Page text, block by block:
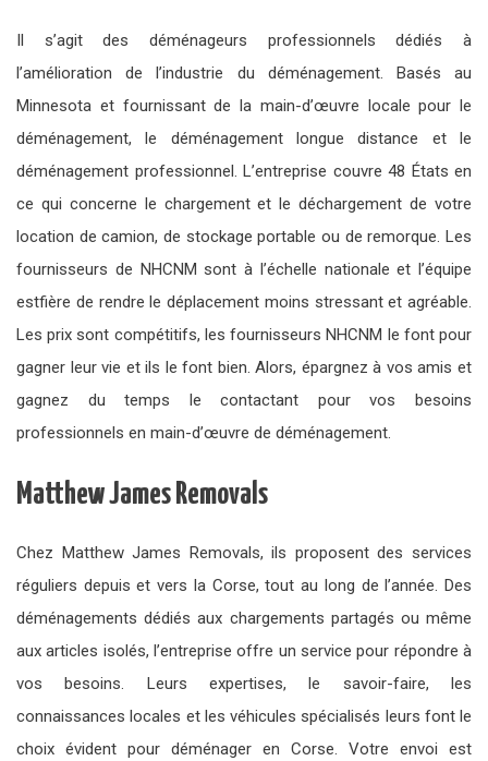
Il s’agit des déménageurs professionnels dédiés à
l’amélioration de l’industrie du déménagement. Basés au
Minnesota et fournissant de la main-d’œuvre locale pour le
déménagement, le déménagement longue distance et le
déménagement professionnel. L’entreprise couvre 48 États en
ce qui concerne le chargement et le déchargement de votre
location de camion, de stockage portable ou de remorque. Les
fournisseurs de NHCNM sont à l’échelle nationale et l’équipe
estfière de rendre le déplacement moins stressant et agréable.
Les prix sont compétitifs, les fournisseurs NHCNM le font pour
gagner leur vie et ils le font bien. Alors, épargnez à vos amis et
gagnez du temps le contactant pour vos besoins
professionnels en main-d’œuvre de déménagement.
Matthew James Removals
Chez Matthew James Removals, ils proposent des services
réguliers depuis et vers la Corse, tout au long de l’année. Des
déménagements dédiés aux chargements partagés ou même
aux articles isolés, l’entreprise offre un service pour répondre à
vos besoins. Leurs expertises, le savoir-faire, les
connaissances locales et les véhicules spécialisés leurs font le
choix évident pour déménager en Corse. Votre envoi est